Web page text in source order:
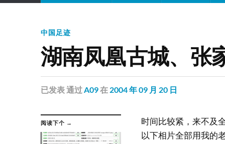
中国足迹
湖南凤凰古城、张
已发表通过A09在 2004 年 09 月 20 日
阅读下个 →
时间比较紧，来不及
以下相片全部用我的